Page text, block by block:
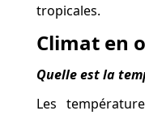
tropicales.
Climat en
Quelle est la
Les